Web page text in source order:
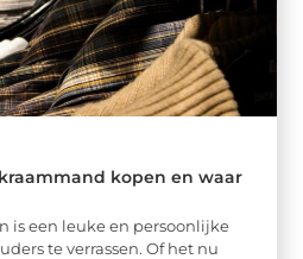
kopen en waar
is een leuke en persoonlijke
te verrassen. Of het nu